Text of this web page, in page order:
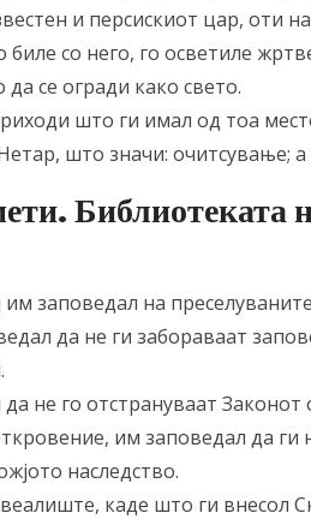
и персискиот цар, оти
со него, го осветиле
се огради како свето.
што ги имал од тоа
што значи: очитсување;
им заповедал на
да не ги забораваат
не го отстрануваат Законот
им заповедал да ги
наследство.
каде што ги внесол